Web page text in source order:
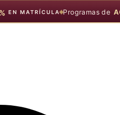
EN MATRÍCULA Programas de